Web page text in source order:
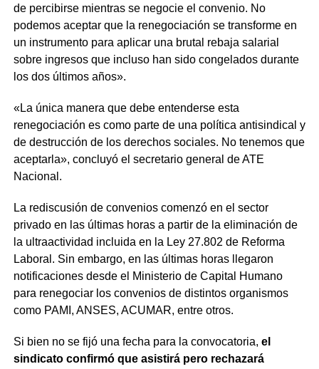
de percibirse mientras se negocie el convenio. No
podemos aceptar que la renegociación se transforme en
un instrumento para aplicar una brutal rebaja salarial
sobre ingresos que incluso han sido congelados durante
los dos últimos años».
«La única manera que debe entenderse esta
renegociación es como parte de una política antisindical y
de destrucción de los derechos sociales. No tenemos que
aceptarla», concluyó el secretario general de ATE
Nacional.
La rediscusión de convenios comenzó en el sector
privado en las últimas horas a partir de la eliminación de
la ultraactividad incluida en la Ley 27.802 de Reforma
Laboral. Sin embargo, en las últimas horas llegaron
notificaciones desde el Ministerio de Capital Humano
para renegociar los convenios de distintos organismos
como PAMI, ANSES, ACUMAR, entre otros.
Si bien no se fijó una fecha para la convocatoria, el
sindicato confirmó que asistirá pero rechazará